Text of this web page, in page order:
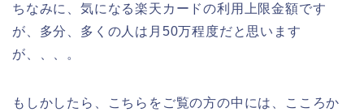
ちなみに、気になる楽天カードの利用上限金額です
が、多分、多くの人は月50万程度だと思います
が、、、。
もしかしたら、こちらをご覧の方の中には、こころか